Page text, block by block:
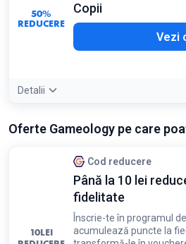
Reducerea se aplică la o selecție
deteriorat sau returnate. Stoc limitat
50%
REDUCERE
Copii
Vezi
Detalii
Reducerea se aplică la produsele
Oferte Gameology pe care
10LEI
Cod reducere
Până la 10 lei
fidelitate
Înscrie-te în programul
acumulează puncte la